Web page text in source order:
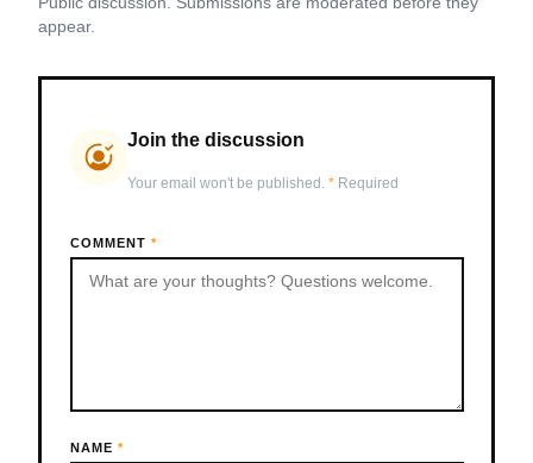
appear.
Join the discussion
Your email won't be published. *Required
COMMENT*
NAME *